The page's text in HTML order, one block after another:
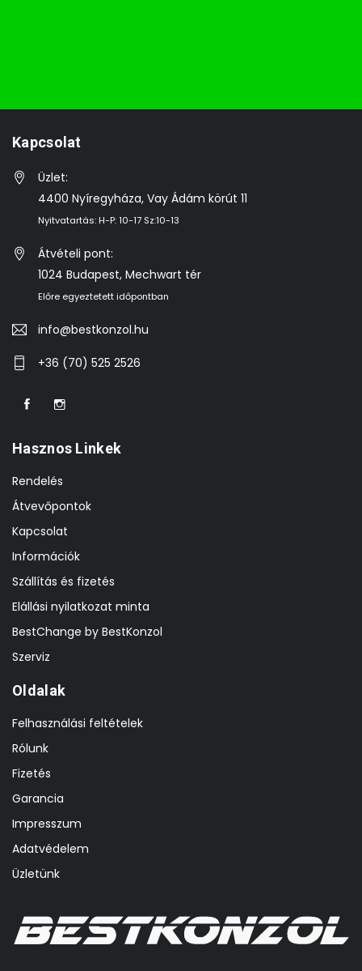
Kapcsolat
Üzlet:
4400 Nyíregyháza, Vay Ádám körút 11
Nyitvatartás: H-P: 10-17 Sz:10-13
Átvételi pont:
1024 Budapest, Mechwart tér
Előre egyeztetett időpontban
info@bestkonzol.hu
+36 (70) 525 2526
Hasznos Linkek
Rendelés
Átvevőpontok
Kapcsolat
Információk
Szállítás és fizetés
Elállási nyilatkozat minta
BestChange by BestKonzol
Szerviz
Oldalak
Felhasználási feltételek
Rólunk
Fizetés
Garancia
Impresszum
Adatvédelem
Üzletünk